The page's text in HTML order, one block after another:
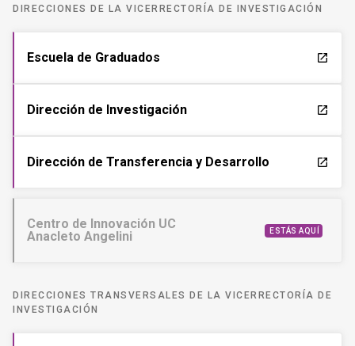
DIRECCIONES DE LA VICERRECTORÍA DE INVESTIGACIÓN
Escuela de Graduados launch
Dirección de Investigación launch
Dirección de Transferencia y Desarrollo launch
Centro de Innovación UC
Anacleto Angelini
ESTÁS AQUÍ
DIRECCIONES TRANSVERSALES DE LA VICERRECTORÍA DE
INVESTIGACIÓN